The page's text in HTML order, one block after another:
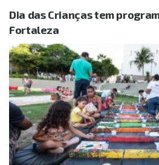
Dia das Crianças tem
Fortaleza